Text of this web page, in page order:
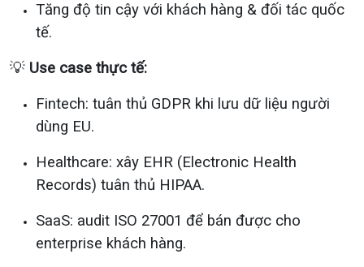
Tăng độ tin cậy với khách hàng & đối tác quốc
tế.
💡 Use case thực tế:
Fintech: tuân thủ GDPR khi lưu dữ liệu người
dùng EU.
Healthcare: xây EHR (Electronic Health
Records) tuân thủ HIPAA.
SaaS: audit ISO 27001 để bán được cho
enterprise khách hàng.